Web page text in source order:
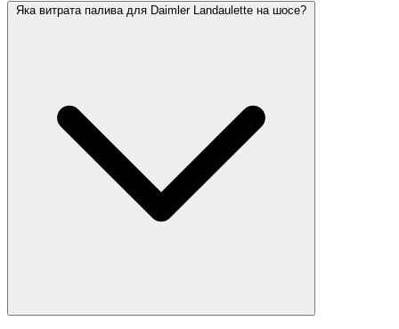
Яка витрата палива для Daimler Landaulette на шосе?